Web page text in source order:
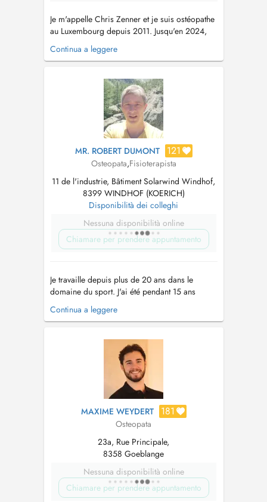
Je m'appelle Chris Zenner et je suis ostéopathe
au Luxembourg depuis 2011. Jusqu'en 2024,
j'ai travaillé à Garnich dans le cabinet de Jo
Buekens. Le nouveau cabinet se trouve dans
devant la porte. Plus d'informations sur notre
site internet www.osteo...
Continua a leggere
MR. ROBERT DUMONT 121
Osteopata,Fisioterapista
11 de l'industrie, Bâtiment Solarwind Windhof,
8399 WINDHOF (KOERICH)
Disponibilità dei colleghi
Nessuna disponibilità online
Chiamare per prendere appuntamento
Je travaille depuis plus de 20 ans dans le
domaine du sport. J'ai été pendant 15 ans
kinésithérapeute de la fédération
Luxembourgeoise d'Athlétisme et ai participé à
avec les athlètes ( Championnats d'Europe de
Zurich 2014, Amsterdam 2016 et Berlin 2018
Continua a leggere
MAXIME WEYDERT 181
Osteopata
23a, Rue Principale,
8358 Goeblange
Nessuna disponibilità online
Chiamare per prendere appuntamento